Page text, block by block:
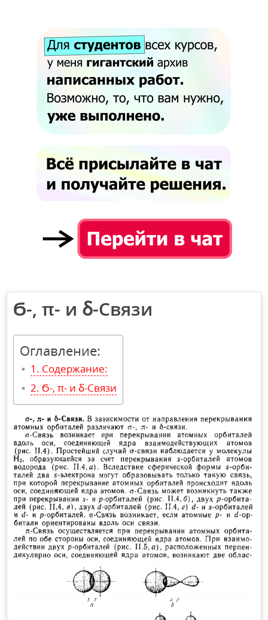
Ϭ-, π- и ẟ-Связи
Оглавление:
Содержание:
Ϭ-, π- и ẟ-Связи